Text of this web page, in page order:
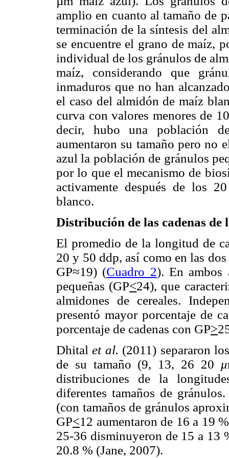
amplio en cuanto al tamaño de
terminación de la síntesis del
se encuentre el grano de maíz,
individual de los gránulos de
maíz, considerando que
inmaduros que no han
el caso del almidón de maíz
curva con valores menores de
decir, hubo una población
aumentaron su tamaño pero no
azul la población de gránulos
por lo que el mecanismo de
activamente después de los
blanco.
Distribución de las cadenas de
El promedio de la longitud de
20 y 50 ddp, así como en las
GP≈19) (Cuadro 2). En ambos
pequeñas (GP<24), que
almidones de cereales.
presentó mayor porcentaje de
porcentaje de cadenas con GP>
Dhitalet al. (2011) separaron
de su tamaño (9, 13, 26 20 µ
distribuciones de la
diferentes tamaños de
(con tamaños de gránulos
GP<12 aumentaron de 16 a 19
25-36 disminuyeron de 15 a 13
20.8 % (Jane, 2007).